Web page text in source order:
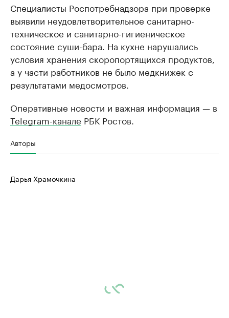
Специалисты Роспотребнадзора при проверке
выявили неудовлетворительное санитарно-
техническое и санитарно-гигиеническое
состояние суши-бара. На кухне нарушались
условия хранения скоропортящихся продуктов,
а у части работников не было медкнижек с
результатами медосмотров.
Оперативные новости и важная информация — в
Telegram-канале РБК Ростов.
Авторы
Дарья Храмочкина